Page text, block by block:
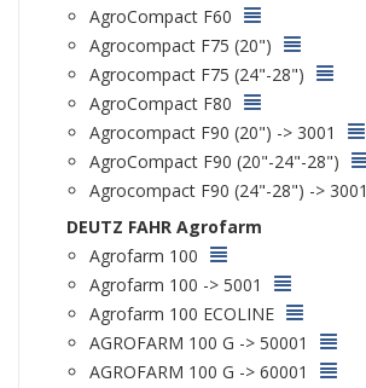
AgroCompact F60
Agrocompact F75 (20")
Agrocompact F75 (24"-28")
AgroCompact F80
Agrocompact F90 (20") -> 3001
AgroCompact F90 (20"-24"-28")
Agrocompact F90 (24"-28") -> 3001
DEUTZ FAHR Agrofarm
Agrofarm 100
Agrofarm 100 -> 5001
Agrofarm 100 ECOLINE
AGROFARM 100 G -> 50001
AGROFARM 100 G -> 60001